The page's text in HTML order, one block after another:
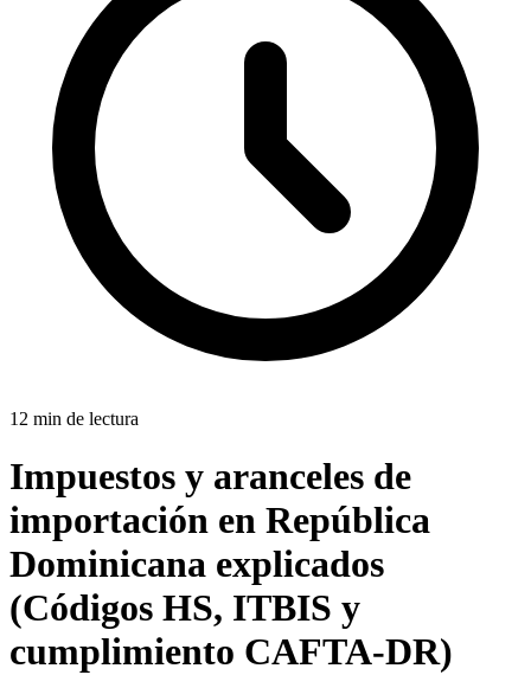
12 min de lectura
Impuestos y aranceles de
importación en República
Dominicana explicados
(Códigos HS, ITBIS y
cumplimiento CAFTA-DR)